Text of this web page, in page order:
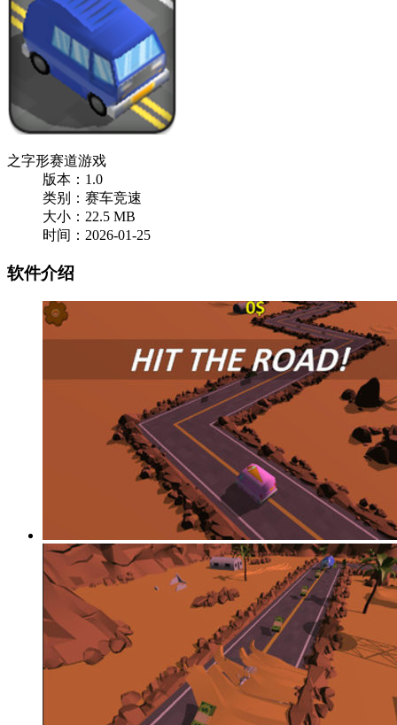
之字形赛道游戏
版本：1.0
类别：赛车竞速
大小：22.5 MB
时间：2026-01-25
软件介绍